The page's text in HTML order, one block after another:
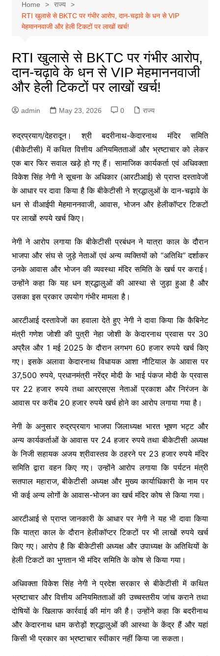
Home
राज्य
RTI खुलासे से BKTC पर गंभीर आरोप, दान-चढ़ावे के धन से VIP
मेहमाननवाजी और हेली टिकटों पर लाखों खर्च!
RTI खुलासे से BKTC पर गंभीर आरोप,
दान-चढ़ावे के धन से VIP मेहमाननवाजी
और हेली टिकटों पर लाखों खर्च!
admin May 23, 2026 0 राज्य
रुद्रप्रयाग/देहरादून। श्री बदरीनाथ-केदारनाथ मंदिर समिति
(बीकेटीसी) में कथित वित्तीय अनियमितताओं और भ्रष्टाचार को लेकर
एक बार फिर सवाल खड़े हो गए हैं। सामाजिक कार्यकर्ता एवं अधिवक्ता
विकेश सिंह नेगी ने सूचना के अधिकार (आरटीआई) से प्राप्त दस्तावेजों
के आधार पर दावा किया है कि बीकेटीसी ने श्रद्धालुओं के दान-चढ़ावे के
धन से वीआईपी मेहमाननवाजी, आवास, भोजन और हेलीकॉप्टर टिकटों
पर लाखों रुपये खर्च किए।
नेगी ने आरोप लगाया कि बीकेटीसी प्रबंधन ने यात्रा काल के दौरान
भाजपा और संघ से जुड़े नेताओं एवं अन्य व्यक्तियों को “अतिथि” दर्शाकर
उनके आवास और भोजन की व्यवस्था मंदिर समिति के खर्च पर कराई।
उन्होंने कहा कि यह धन श्रद्धालुओं की आस्था से जुड़ा हुआ है और
उसका इस प्रकार उपयोग गंभीर मामला है।
आरटीआई दस्तावेजों का हवाला देते हुए नेगी ने दावा किया कि कैबिनेट
मंत्री गणेश जोशी की पुत्री नेहा जोशी के केदारनाथ प्रवास पर 30
अप्रैल और 1 मई 2025 के दौरान लगभग 60 हजार रुपये खर्च किए
गए। इसके अलावा केदारनाथ विधायक आशा नौटियाल के आवास पर
37,500 रुपये, प्रधानमंत्री नरेंद्र मोदी के भाई पंकज मोदी के प्रवास
पर 22 हजार रुपये तथा आरएसएस नेताओं प्रकाश और निरंजन के
आवास पर करीब 20 हजार रुपये खर्च होने का आरोप लगाया गया है।
नेगी के अनुसार रुद्रप्रयाग भाजपा जिलाध्यक्ष भारत भूषण भट्ट और
अन्य कार्यकर्ताओं के आवास पर 24 हजार रुपये तथा बीकेटीसी अध्यक्ष
के निजी सहायक अजय श्रीवास्तव के ठहरने पर 23 हजार रुपये मंदिर
समिति द्वारा वहन किए गए। उन्होंने आरोप लगाया कि पर्यटन मंत्री
सतपाल महाराज, बीकेटीसी अध्यक्ष और मुख्य कार्याधिकारी के नाम पर
भी कई अन्य लोगों के आवास-भोजन का खर्च मंदिर कोष से किया गया।
आरटीआई से प्राप्त जानकारी के आधार पर नेगी ने यह भी दावा किया
कि यात्रा काल के दौरान हेलीकॉप्टर टिकटों पर भी लाखों रुपये खर्च
किए गए। आरोप है कि बीकेटीसी अध्यक्ष और उपाध्यक्ष के अतिथियों के
हेली टिकटों का भुगतान भी मंदिर समिति के कोष से किया गया।
अधिवक्ता विकेश सिंह नेगी ने प्रदेश सरकार से बीकेटीसी में कथित
भ्रष्टाचार और वित्तीय अनियमितताओं की उच्चस्तरीय जांच कराने तथा
दोषियों के खिलाफ कार्रवाई की मांग की है। उन्होंने कहा कि बदरीनाथ
और केदारनाथ धाम करोड़ों श्रद्धालुओं की आस्था के केंद्र हैं और यहां
किसी भी प्रकार का भ्रष्टाचार स्वीकार नहीं किया जा सकता।